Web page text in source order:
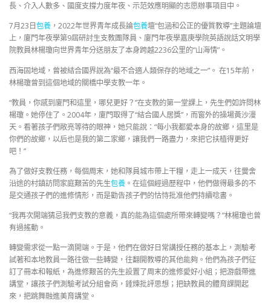
長、介入人數多、國度支撐力度年夜、示范效應明顯的志愿辦事項目中。
7月23日包養 ，2022年世界青年成長論包養壇“包涵和公正的優質教導”主題論壇
上，廈門年夜學第9屆研討生支教團隊員、廈門年夜學嘉庚學院英語說話文明學
院教員林楊瓊向世界青年分送朋友了本身跨越2236公里的“山海情”。
西海固地域，曾被結合國界說為“最不合適人類保存的地域之一”。 在15年前，
林楊瓊曾到這個地域的關橋中學支教一年。
“教員，你感到廈門和這里，哪兒更好？”在支教的第一堂課上，先生們如許問林
楊瓊。她停住了。2004年，廈門取得了“結合國人居獎”，而窗外的操場黃沙漫
天。看著孩子們敞亮等待的眼神，她只能說：“每小我都愛本身的故鄉，這里是
你們的故鄉，以后也是我的第二家鄉，讓我們一路盡力，來把它扶植得更好
吧！”
為了做好支教任務，每個周末，她和隊員城市帶上干糧，走上一成天，往黌舍
沿途的村鎮訪問家庭艱苦的先生包養 。在這個經過歷程中，他們做得最多的不
是交通孩子們的進修情形，而是勸告孩子們的怙恃批准他們持續唸書。
“我再次開端猜忌我們支教的意義，真的能為這個處所帶來轉變嗎？”林楊瓊也曾
有過搖動。
轉變需求從一點一滴開端。于是，他們在做好日常講授任務的基本上，測驗考
試著和本地教員一路往做一些轉變，往翻開教導的其他能夠。他們為孩子們征
訂了冊本和報紙，為進修艱苦的先生設置了周末的進修愛好小組；把游戲帶進
講堂，讓孩子們測驗考試分組會商，錘煉批評思想；把缺教員的體育課開起
來，把跳舞融進美育講堂。